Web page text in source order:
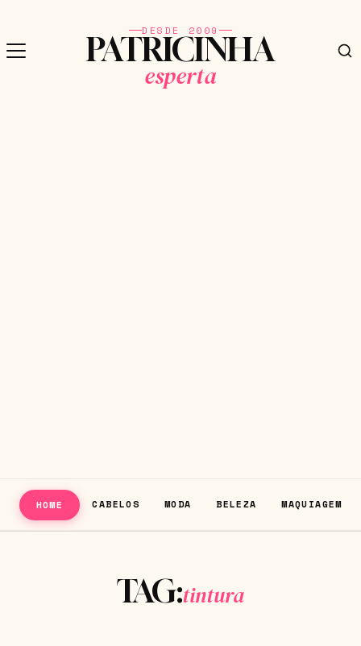
DESDE 2009
PATRICINHA
esperta
HOME CABELOS MODA BELEZA MAQUIAGEM
TAG:tintura